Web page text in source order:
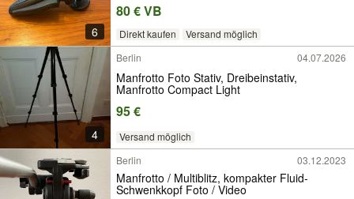
6
80 € VB
Direkt kaufen Versand möglich
4
Berlin 04.07.2026
Manfrotto Foto Stativ, Dreibeinstativ,
Manfrotto Compact Light
95 €
Versand möglich
Berlin 03.12.2023
Manfrotto / Multiblitz, kompakter Fluid-
Schwenkkopf Foto / Video